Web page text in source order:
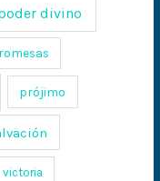
divino
prójimo
victoria